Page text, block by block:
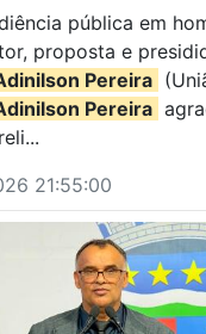
pública em
proposta e
Pereira
Pereira
21:55:00